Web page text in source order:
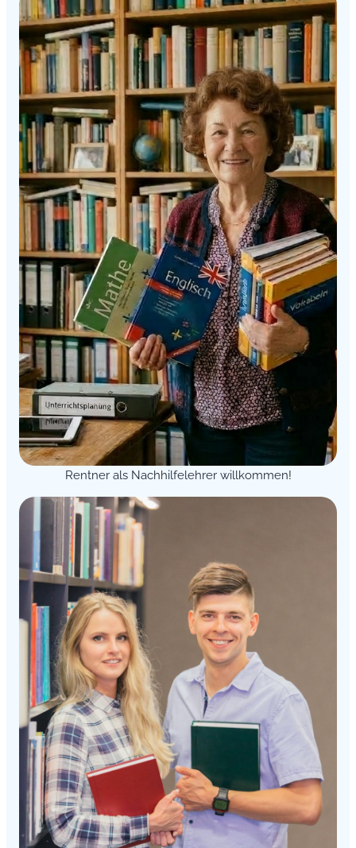
Rentner als Nachhilfelehrer willkommen!